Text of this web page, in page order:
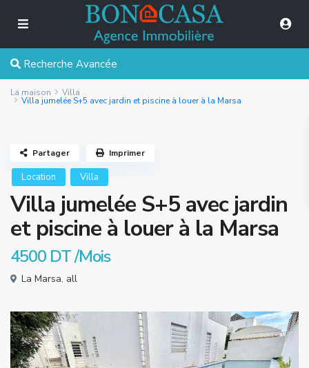
Recherche Avancée
La maison Villa
Villa jumelée S+5 avec jardin et piscine à louer à la Marsa
Location Villa
Villa jumelée S+5 avec jardin
et piscine à louer à la Marsa
4500 DT/Mois
La Marsa, all
Partager Imprimer